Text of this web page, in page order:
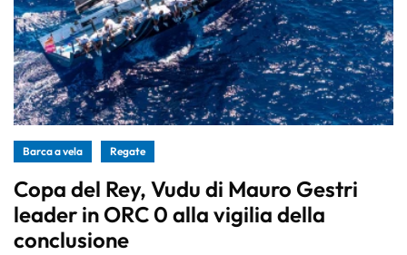
Barca a vela Regate
Copa del Rey, Vudu di Mauro Gestri
leader in ORC 0 alla vigilia della
conclusione